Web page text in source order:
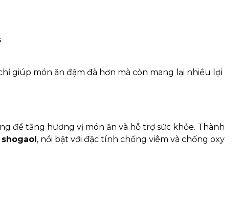
giúp món ăn đậm đà hơn mà còn mang lại nhiều lợi
để tăng hương vị món ăn và hỗ trợ sức khỏe. Thành
shogaol, nổi bật với đặc tính chống viêm và chống oxy